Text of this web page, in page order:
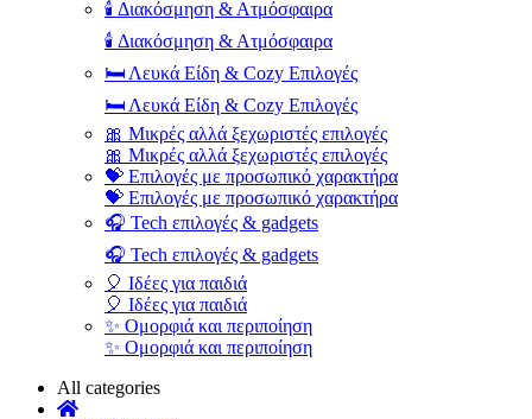
🕯️ Διακόσμηση & Ατμόσφαιρα
🕯️ Διακόσμηση & Ατμόσφαιρα
🛏️ Λευκά Είδη & Cozy Επιλογές
🛏️ Λευκά Είδη & Cozy Επιλογές
🎀 Μικρές αλλά ξεχωριστές επιλογές
🎀 Μικρές αλλά ξεχωριστές επιλογές
💝 Επιλογές με προσωπικό χαρακτήρα
💝 Επιλογές με προσωπικό χαρακτήρα
🎧 Tech επιλογές & gadgets
🎧 Tech επιλογές & gadgets
🎈 Ιδέες για παιδιά
🎈 Ιδέες για παιδιά
✨ Ομορφιά και περιποίηση
✨ Ομορφιά και περιποίηση
All categories